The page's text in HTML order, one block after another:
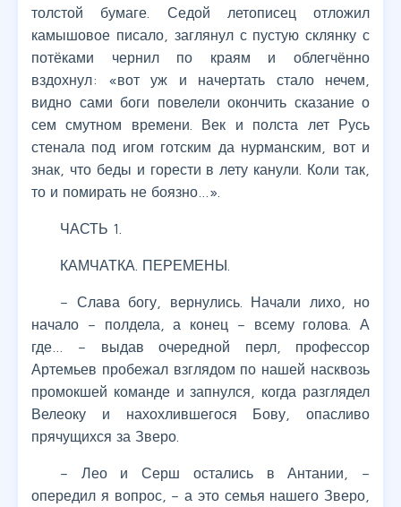
толстой бумаге. Седой летописец отложил
камышовое писало, заглянул с пустую склянку с
потёками чернил по краям и облегчённо
вздохнул: «вот уж и начертать стало нечем,
видно сами боги повелели окончить сказание о
сем смутном времени. Век и полста лет Русь
стенала под игом готским да нурманским, вот и
знак, что беды и горести в лету канули. Коли так,
то и помирать не боязно…».
ЧАСТЬ 1.
КАМЧАТКА. ПЕРЕМЕНЫ.
– Слава богу, вернулись. Начали лихо, но
начало – полдела, а конец – всему голова. А
где… – выдав очередной перл, профессор
Артемьев пробежал взглядом по нашей насквозь
промокшей команде и запнулся, когда разглядел
Велеоку и нахохлившегося Бову, опасливо
прячущихся за Зверо.
– Лео и Серш остались в Антании, –
опередил я вопрос, – а это семья нашего Зверо,